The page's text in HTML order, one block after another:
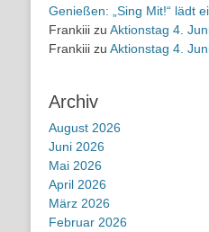
Genießen: „Sing Mit!“ lädt
Frankiii zu Aktionstag 4.
Frankiii zu Aktionstag 4.
Archiv
August 2026
Juni 2026
Mai 2026
April 2026
März 2026
Februar 2026